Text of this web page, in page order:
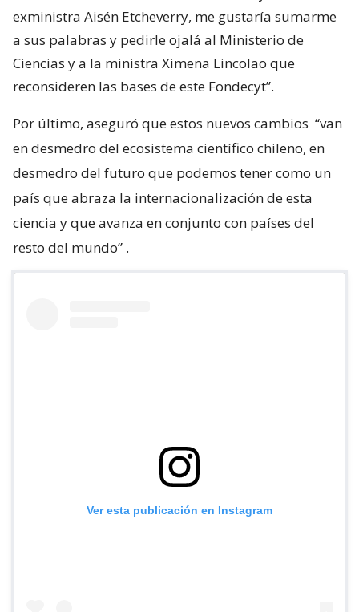
exministra Aisén Etcheverry, me gustaría sumarme
a sus palabras y pedirle ojalá al Ministerio de
Ciencias y a la ministra Ximena Lincolao que
reconsideren las bases de este Fondecyt”.
Por último, aseguró que estos nuevos cambios “van
en desmedro del ecosistema científico chileno, en
desmedro del futuro que podemos tener como un
país que abraza la internacionalización de esta
ciencia y que avanza en conjunto con países del
resto del mundo” .
Ver esta publicación en Instagram